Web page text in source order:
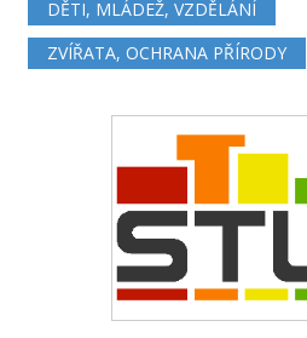
DĚTI, MLÁDEŽ, VZDĚLÁNÍ
ZVÍŘATA, OCHRANA PŘÍRODY